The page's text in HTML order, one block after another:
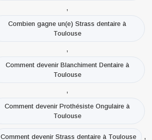
,
Combien gagne un(e) Strass dentaire à
Toulouse
,
Comment devenir Blanchiment Dentaire à
Toulouse
,
Comment devenir Prothésiste Ongulaire à
Toulouse
Comment devenir Strass dentaire à Toulouse ,